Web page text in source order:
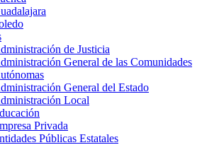
de Justicia
General de las Comunidades
General del Estado
Local
Privada
Públicas Estatales